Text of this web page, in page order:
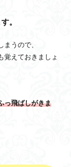
。
うので、
覚えておきましょ
っ飛ばしがきま